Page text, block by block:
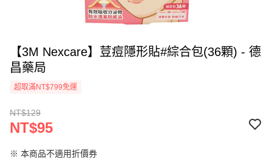
【3M Nexcare】荳痘隱形貼#綜合包(36顆) - 德
昌藥局
超取滿NT$799免運
NT$129
NT$95
※ 本商品不適用折價券